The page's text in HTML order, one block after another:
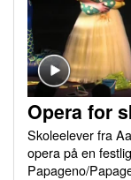
Opera for
Skoleelever fra
opera på en
Papageno/